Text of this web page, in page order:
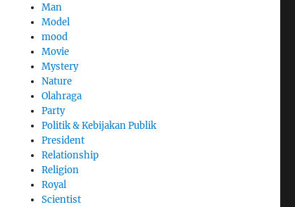
Man
Model
mood
Movie
Mystery
Nature
Olahraga
Party
Politik & Kebijakan Publik
President
Relationship
Religion
Royal
Scientist